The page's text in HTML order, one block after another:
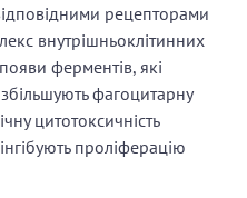
рецепторами
внутрішньоклітинних
ферментів, які
збільшують фагоцитарну
цитотоксичність
проліферацію